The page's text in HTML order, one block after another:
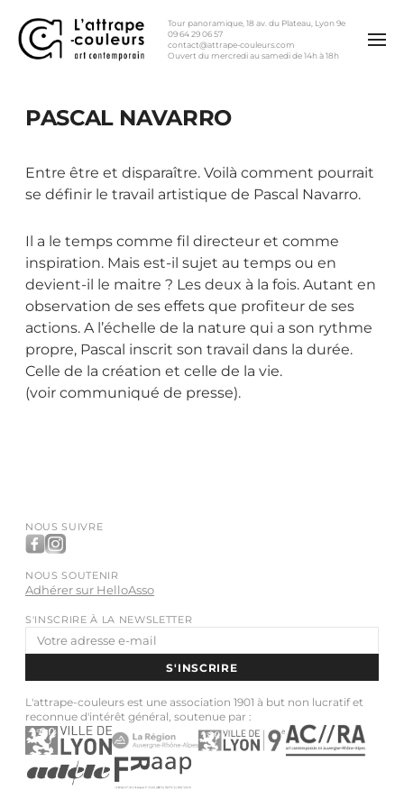
Tour panoramique, 18 av. du Plateau, Lyon 9e
09 64 29 06 57
contact@attrape-couleurs.com
Ouvert du mercredi au samedi de 14h à 18h
PASCAL NAVARRO
Entre être et disparaître. Voilà comment pourrait
se définir le travail artistique de Pascal Navarro.
Il a le temps comme fil directeur et comme
inspiration. Mais est-il sujet au temps ou en
devient-il le maitre ? Les deux à la fois. Autant en
observation de ses effets que profiteur de ses
actions. A l’échelle de la nature qui a son rythme
propre, Pascal inscrit son travail dans la durée.
Celle de la création et celle de la vie.
(voir communiqué de presse).
NOUS SUIVRE
NOUS SOUTENIR
Adhérer sur HelloAsso
S'INSCRIRE À LA NEWSLETTER
Adresse
e-
mail
S'INSCRIRE
L'attrape-couleurs est une association 1901 à but non lucratif et
reconnue d'intérêt général, soutenue par :